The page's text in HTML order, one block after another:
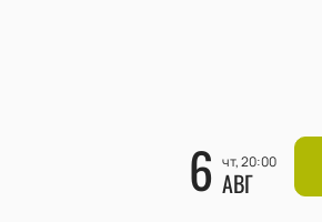
6 чт, 20:00
АВГ